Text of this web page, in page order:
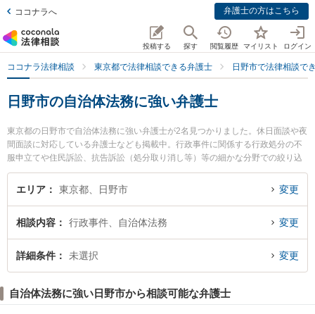
ココナラへ 弁護士の方はこちら
投稿する 探す 閲覧履歴 マイリスト ログイン
ココナラ法律相談 東京都で法律相談できる弁護士 日野市で法律相談で
日野市の自治体法務に強い弁護士
東京都の日野市で自治体法務に強い弁護士が2名見つかりました。休日面談や夜
間面談に対応している弁護士なども掲載中。行政事件に関係する行政処分の不
服申立てや住民訴訟、抗告訴訟（処分取り消し等）等の細かな分野での絞り込
み検索もでき便利です。特に日野市民法律事務所の杉浦 悠弁護士や日野市民法
律事務所の山下 太郎弁護士のプロフィール情報や弁護士費用、強みなどが注目
護士を検索したい』『初回相談無料で自治体法務を法律相談できる日野市内の
弁護士に相談予約したい』などでお困りの相談者さんにおすすめです。
エリア 東京都、日野市 変更
相談内容 行政事件、自治体法務 変更
詳細条件 未選択 変更
自治体法務に強い日野市から相談可能な弁護士